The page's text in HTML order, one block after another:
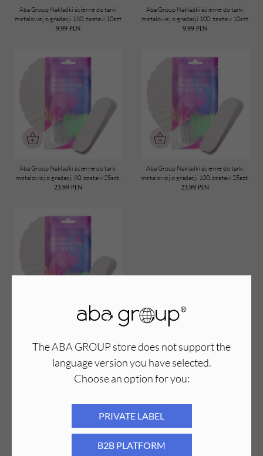
The ABA GROUP store does not support the
language version you have selected.
Choose an option for you:
PRIVATE LABEL
B2B PLATFORM
Aba Group Nakładki ścierne do tarki
metalowej o gradacji 180, zestaw 10szt
9,99 PLN
Aba Group Nakładki ścierne do tarki
metalowej o gradacji 100, zestaw 10szt
9,99 PLN
Aba Group Nakładki ścierne do tarki
metalowej o gradacji 80, zestaw 25szt.
23,99 PLN
Aba Group Nakładki ścierne do tarki
metalowej o gradacji 100, zestaw 25szt.
23,99 PLN
23,99PLN